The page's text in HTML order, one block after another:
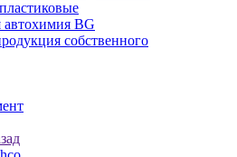
автохимия BG
собственного